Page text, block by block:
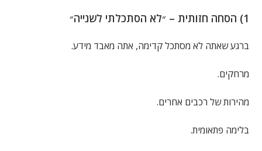
1) הסחה חזותית – ״לא הסתכלתי לשנייה״
ברגע שאתה לא מסתכל קדימה, אתה מאבד מידע.
מרחקים.
מהירות של רכבים אחרים.
בלימה פתאומית.